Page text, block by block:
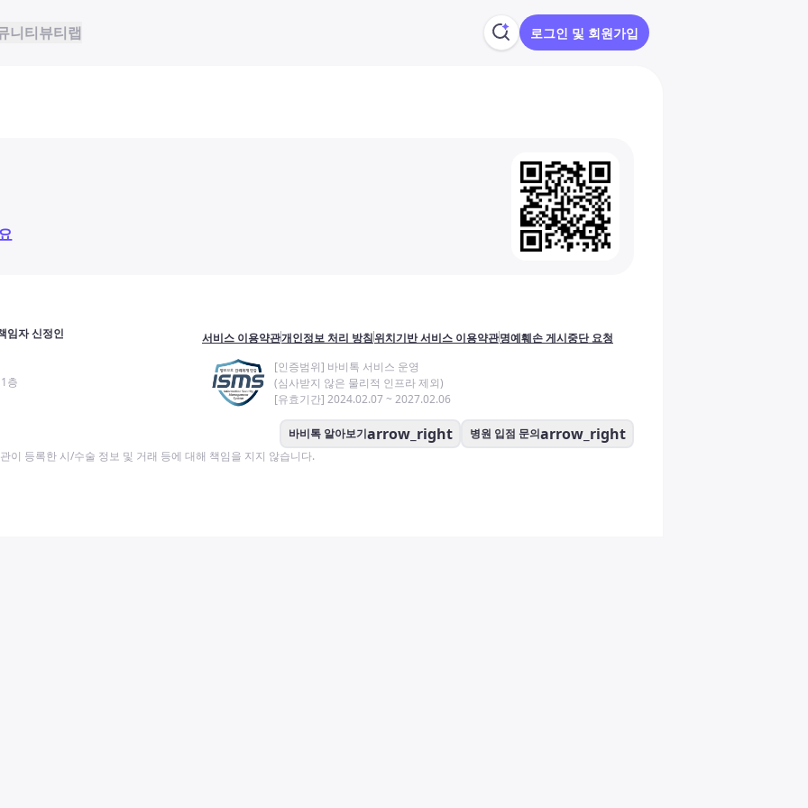
니티뷰티랩 로그인 및 회원가입
임자 신정인
층
서비스 이용약관개인정보 처리 방침위치기반 서비스 이용약관명예훼손 게시중단 요청
[인증범위] 바비톡 서비스 운영
(심사받지 않은 물리적 인프라 제외)
[유효기간] 2024.02.07 ~ 2027.02.06
바비톡 알아보기arrow_right 병원 입점 문의arrow_right
이 등록한 시/수술 정보 및 거래 등에 대해 책임을 지지 않습니다.